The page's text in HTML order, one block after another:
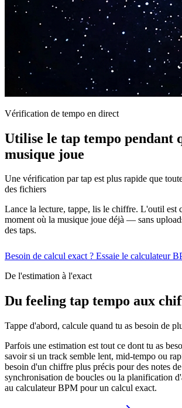
Vérification de tempo en direct
Utilise le tap tempo pendant
musique joue
Une vérification par tap est plus rapide que
des fichiers
Lance la lecture, tappe, lis le chiffre. L'outil est
moment où la musique joue déjà — sans
des taps.
Besoin de calcul exact ? Essaie le calculateur
De l'estimation à l'exact
Du feeling tap tempo aux
Tappe d'abord, calcule quand tu as besoin de
Parfois une estimation est tout ce dont tu as
savoir si un track semble lent, mid-tempo ou
besoin d'un chiffre plus précis pour des notes
synchronisation de boucles ou la planification
au calculateur BPM pour un calcul exact.